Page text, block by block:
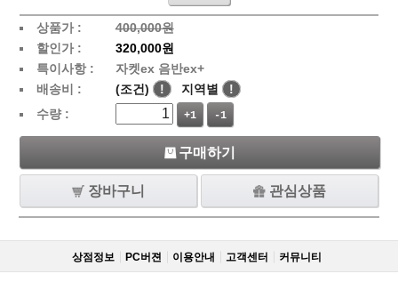
상품가 :
400,000원
할인가 :
320,000원
특이사항 :
자켓ex 음반ex+
배송비 :
(조건) ! 지역별
!
수량 :
+1 -1
구매하기
장바구니 관심상품
상점정보 PC버젼 이용안내 고객센터 커뮤니티